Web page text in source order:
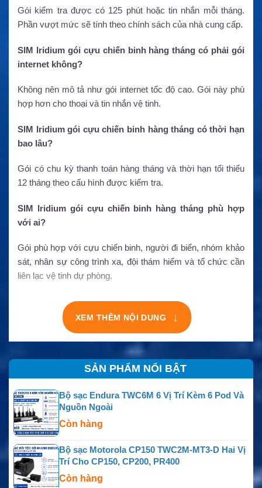
Gói kiểm tra được có 125 phút hoặc tin nhắn mỗi tháng.
Phần vượt mức sẽ tính theo chính sách của nhà cung cấp.
SIM Iridium gói cựu chiến binh hàng tháng có phải gói
internet không?
Không nên mô tả như gói internet tốc độ cao. Gói này phù
hợp hơn cho thoại và tin nhắn vệ tinh.
SIM Iridium gói cựu chiến binh hàng tháng có thời hạn
bao lâu?
Gói có chu kỳ thanh toán hàng tháng và thời hạn tối thiểu
12 tháng theo cấu hình được kiểm tra.
SIM Iridium gói cựu chiến binh hàng tháng phù hợp
với ai?
Gói phù hợp với cựu chiến binh, người đi biển, nhóm khảo
sát, nhân sự công trình xa, đội thám hiểm và tổ chức cần
liên lạc vệ tinh dự phòng.
XEM THÊM NỘI DUNG ↓
SẢN PHẨM NỔI BẬT
Bộ sạc Endura TWC6M 6 Vị Trí Kèm 6 Pod Và
Nguồn Ngoài
Còn hàng
Bộ sạc Motorola CP150 TWC2M-MT3-D Hai Vị
Trí Cho CP150, CP200, PR400
Còn hàng